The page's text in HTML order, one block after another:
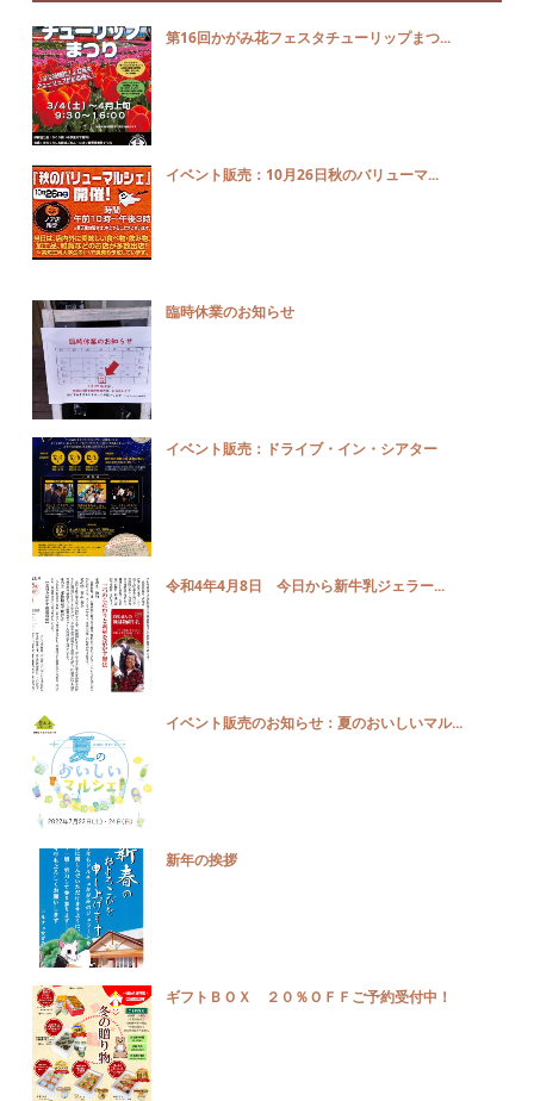
第16回かがみ花フェスタチューリップまつ...
イベント販売：10月26日秋のバリューマ...
臨時休業のお知らせ
イベント販売：ドライブ・イン・シアター
令和4年4月8日 今日から新牛乳ジェラー...
イベント販売のお知らせ：夏のおいしいマル...
新年の挨拶
ギフトＢＯＸ ２０％ＯＦＦご予約受付中！